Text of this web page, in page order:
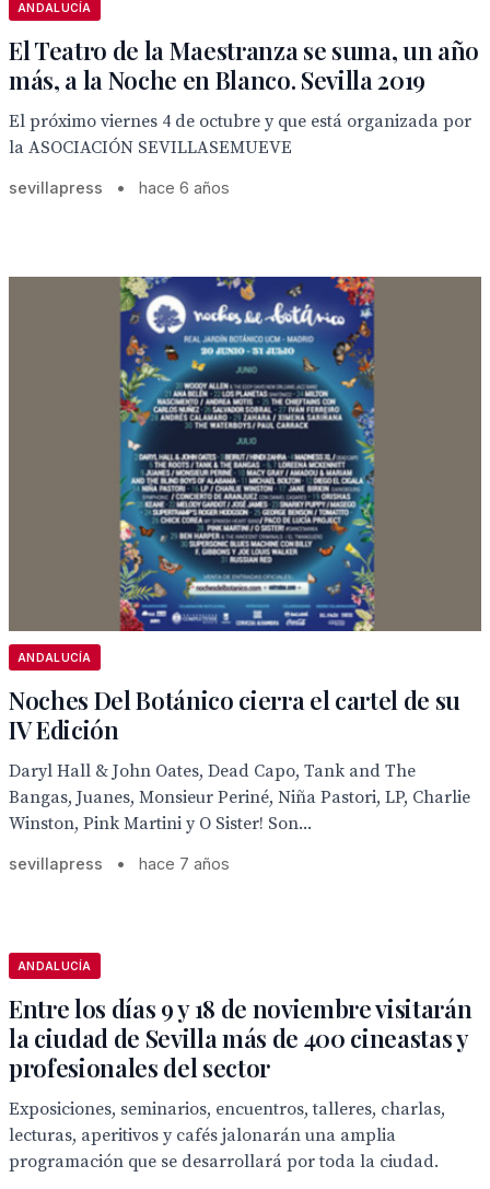
ANDALUCÍA
El Teatro de la Maestranza se suma, un año
más, a la Noche en Blanco. Sevilla 2019
El próximo viernes 4 de octubre y que está organizada por
la ASOCIACIÓN SEVILLASEMUEVE
sevillapress • hace 6 años
ANDALUCÍA
Noches Del Botánico cierra el cartel de su
IV Edición
Daryl Hall & John Oates, Dead Capo, Tank and The
Bangas, Juanes, Monsieur Periné, Niña Pastori, LP, Charlie
Winston, Pink Martini y O Sister! Son...
sevillapress • hace 7 años
ANDALUCÍA
Entre los días 9 y 18 de noviembre visitarán
la ciudad de Sevilla más de 400 cineastas y
profesionales del sector
Exposiciones, seminarios, encuentros, talleres, charlas,
lecturas, aperitivos y cafés jalonarán una amplia
programación que se desarrollará por toda la ciudad.